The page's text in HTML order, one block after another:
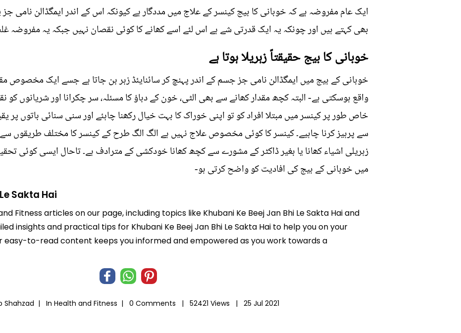
بھی کہتے ہیں اور چونکہ یہ ایک قدرتی شے ہے اس لئے اسے کھانے کا کوئی نقصان نہیں جبکہ یہ مفروضہ
خوبانی کا بیج حقیقتاً زہریلا ہوتا ہے
خوبانی کے بیج میں ایمگڈالن نامی جز جسم کے اندر پہنچ کر سائنایئڈ زہر بن جاتا ہے جسے ایک مخصوص
واقع ہوسکتی ہے- البتہ کچھ مقدار کھانے سے بھی الٹی، خون کے دباؤ کا مسئلہ، سر چکرانا اور شریانوں کو
خاص طور پر کینسر میں مبتلا افراد کو تو اپنی خوراک کا بہت خیال رکھنا چاہئے اور سنی سنائی باتوں
سے پرہیز کرنا چاہیے۔ کینسر کا کوئی مخصوص علاج نہیں ہے الگ الگ طرح کے کینسر کا مختلف طریقوں سے
زہریلی اشیاء کھانا یا بغیر ڈاکٹر کے مشورے سے کچھ کھانا خودکشی کے مترادف ہے۔ تاحال ایسی کوئی
میں خوبانی کے بیج کی افادیت کو واضح کرتی ہو-
Sakta Hai
Fitness articles on our page, including topics like Khubani Ke Beej Jan Bhi Le Sakta Hai and
insights and practical tips for Khubani Ke Beej Jan Bhi Le Sakta Hai to help you on your
easy-to-read content keeps you informed and empowered as you work towards a
Shahzad | In Health and Fitness | 0 Comments | 52421 Views | 25 Jul 2021